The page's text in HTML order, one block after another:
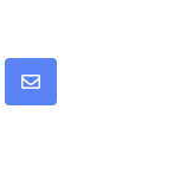
Share